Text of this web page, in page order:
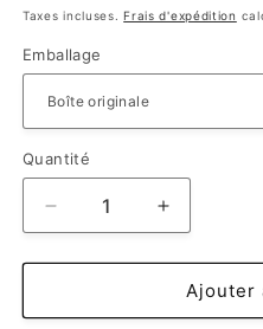
habituel
Taxes incluses. Frais d'expédition
Emballage
Quantité
Réduire
la
quantité
Epson
Augmenter
la
quantité
Epson
Ajouter